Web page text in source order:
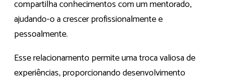
compartilha conhecimentos com um mentorado,
ajudando-o a crescer profissionalmente e
pessoalmente.
Esse relacionamento permite uma troca valiosa de
experiências, proporcionando desenvolvimento